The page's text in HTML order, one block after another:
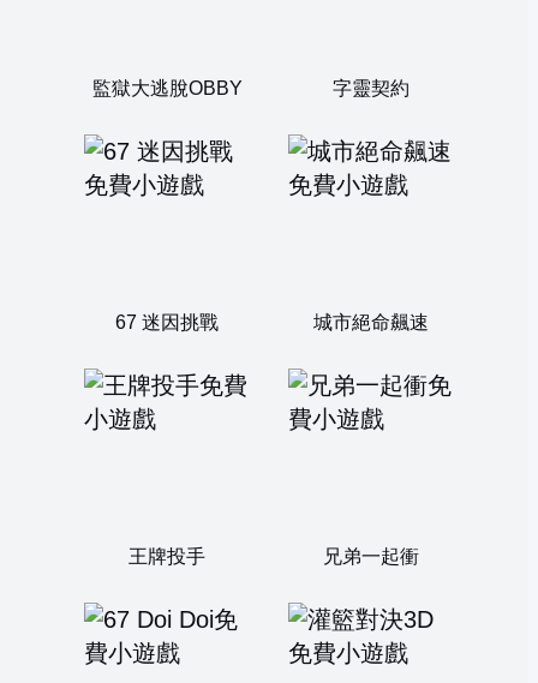
監獄大逃脫OBBY 字靈契約
67 迷因挑戰 城市絕命飆速
王牌投手 兄弟一起衝